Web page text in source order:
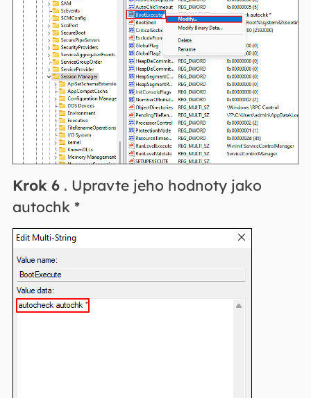
Krok 6. Upravte jeho hodnoty jako
autochk *